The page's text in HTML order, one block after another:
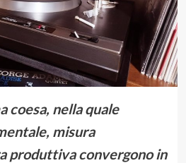
coesa, nella quale
misura
produttiva convergono in